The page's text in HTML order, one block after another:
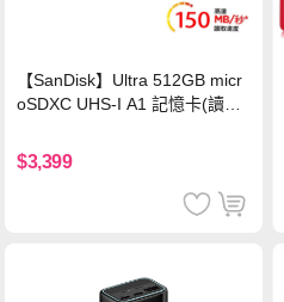
【SanDisk】Ultra 512GB micr
oSDXC UHS-I A1 記憶卡(讀取
$3,399